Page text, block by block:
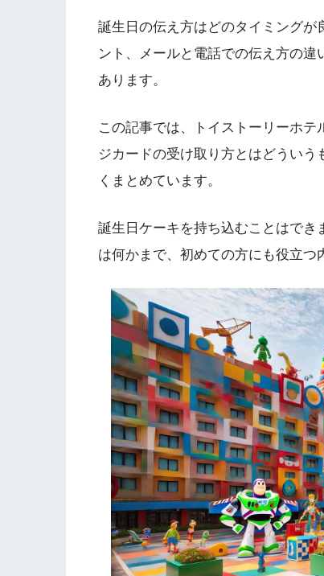
誕生日の伝え方はどのタイミングが
ント、メールと電話での伝え方の
あります。
この記事では、トイストーリーホ
ジカードの受け取り方とはどうい
くまとめています。
誕生日ケーキを持ち込むことはでき
は何かまで、初めての方にも役立つ